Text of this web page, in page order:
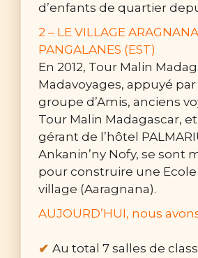
d’enfants de quartier
2 – LE VILLAGE
PANGALANES (EST)
En 2012, Tour Malin
Madavoyages, appuyé
groupe d’Amis, anciens
Tour Malin Madagascar, et
gérant de l’hôtel
Ankanin’ny Nofy, se sont
pour construire une
village (Aaragnana).
AUJOURD’HUI, nous
Au total 7 salles de